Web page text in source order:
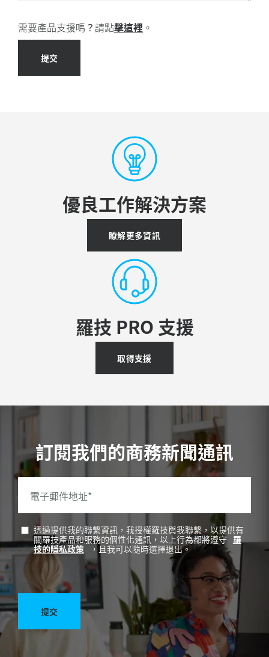
需要產品支援嗎？請點擊這裡 。
提交
優良工作解決方案
瞭解更多資訊
羅技 PRO 支援
取得支援
訂閱我們的商務新聞通訊
電子郵件地址*
透過提供我的聯繫資訊，我授權羅技與我聯繫，以提供有
關羅技產品和服務的個性化通訊，以上行為都將遵守 羅
技的隱私政策
，且我可以隨時選擇退出。
提交